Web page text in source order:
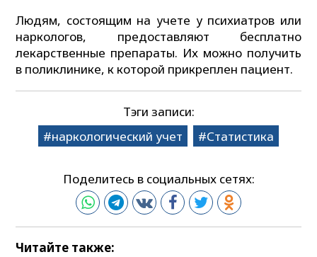
Людям, состоящим на учете у психиатров или
наркологов, предоставляют бесплатно
лекарственные препараты. Их можно получить
в поликлинике, к которой прикреплен пациент.
Тэги записи:
наркологический учет
Статистика
Поделитесь в социальных сетях:
Читайте также: